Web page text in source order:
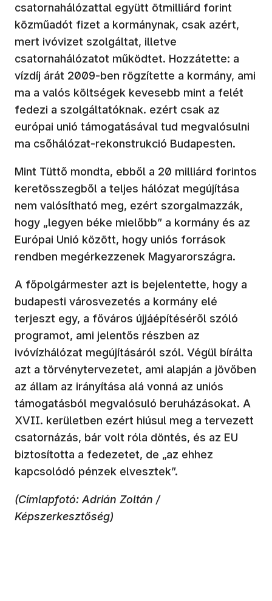
csatornahálózattal együtt ötmilliárd forint
közműadót fizet a kormánynak, csak azért,
mert ivóvizet szolgáltat, illetve
csatornahálózatot működtet. Hozzátette: a
vízdíj árát 2009-ben rögzítette a kormány, ami
ma a valós költségek kevesebb mint a felét
fedezi a szolgáltatóknak. ezért csak az
európai unió támogatásával tud megvalósulni
ma csőhálózat-rekonstrukció Budapesten.
Mint Tüttő mondta, ebből a 20 milliárd forintos
keretösszegből a teljes hálózat megújítása
nem valósítható meg, ezért szorgalmazzák,
hogy „legyen béke mielőbb” a kormány és az
Európai Unió között, hogy uniós források
rendben megérkezzenek Magyarországra.
A főpolgármester azt is bejelentette, hogy a
budapesti városvezetés a kormány elé
terjeszt egy, a főváros újjáépítéséről szóló
programot, ami jelentős részben az
ivóvízhálózat megújításáról szól. Végül bírálta
azt a törvénytervezetet, ami alapján a jövőben
az állam az irányítása alá vonná az uniós
támogatásból megvalósuló beruházásokat. A
XVII. kerületben ezért hiúsul meg a tervezett
csatornázás, bár volt róla döntés, és az EU
biztosította a fedezetet, de „az ehhez
kapcsolódó pénzek elvesztek”.
(Címlapfotó: Adrián Zoltán /
Képszerkesztőség)